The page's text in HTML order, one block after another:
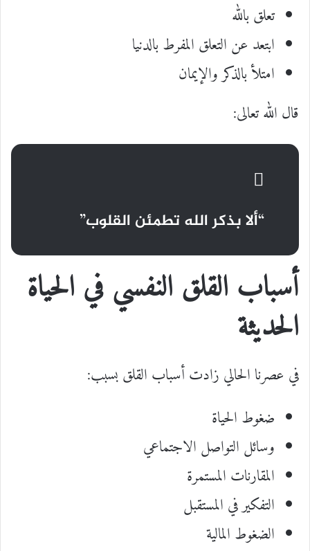
تعلق بالله
ابتعد عن التعلق المفرط بالدنيا
امتلأ بالذكر والإيمان
قال الله تعالى:
“ألا بذكر الله تطمئن القلوب”
أسباب القلق النفسي في الحياة
الحديثة
في عصرنا الحالي زادت أسباب القلق بسبب:
ضغوط الحياة
وسائل التواصل الاجتماعي
المقارنات المستمرة
التفكير في المستقبل
الضغوط المالية